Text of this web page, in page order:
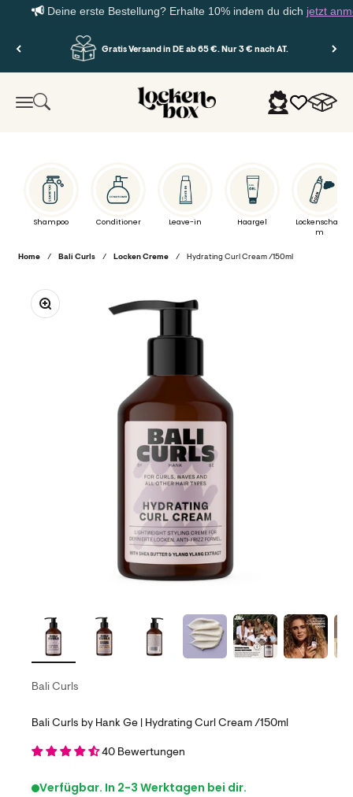
Deine erste Bestellung? Erhalte 10% indem du dichjetzt
Zum Inhalt springen
Gratis Versand in DE ab 65 €. Nur 3 € nach AT.
MenüSuche Lockenbox.com Anmelden
Shampoo Conditioner Leave-in Haargel
Lockenschau
m
Home / Bali Curls / Locken Creme / Hydrating Curl Cream /150ml
Bild vergrößern
Bali Curls
Bali Curls by Hank Ge | Hydrating Curl Cream /150ml
40 Bewertungen
Verfügbar. In 2-3 Werktagen bei dir.